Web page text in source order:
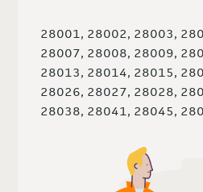
28001, 28002, 28003,
28007, 28008, 28009,
28013, 28014, 28015,
28026, 28027, 28028,
28038, 28041, 28045,